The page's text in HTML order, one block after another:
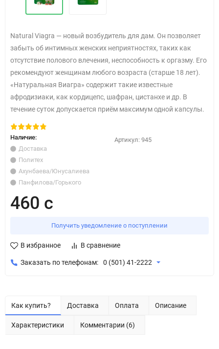
Natural Viagra — новый возбудитель для дам. Он позволяет
забыть об интимных женских неприятностях, таких как
отсутствие полового влечения, неспособность к оргазму. Его
рекомендуют женщинам любого возраста (старше 18 лет).
«Натуральная Виагра» содержит такие известные
афродизиаки, как кордицепс, шафран, цистанхе и др. В
течение суток допускается приём максимум одной капсулы.
Наличие:
Доставка
Политех
Ахунбаева/Юнусалиева
Панфилова/Горького
Артикул: 945
460 с
Получить уведомление о поступлении
В избранное В сравнение
Заказать по телефонам: 0 (501) 41-2222
Как купить? Доставка Оплата Описание
Характеристики Комментарии (6)